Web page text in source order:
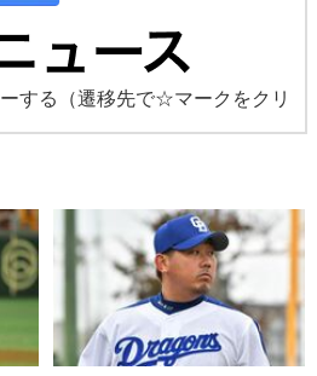
する
（遷移先で☆マークをクリ